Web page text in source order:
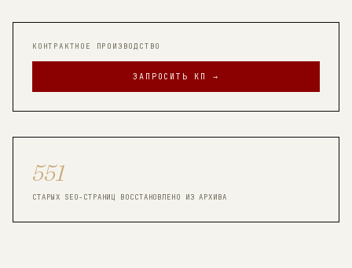
КОНТРАКТНОЕ ПРОИЗВОДСТВО
ЗАПРОСИТЬ КП →
551
СТАРЫХ SEO-СТРАНИЦ ВОССТАНОВЛЕНО ИЗ АРХИВА